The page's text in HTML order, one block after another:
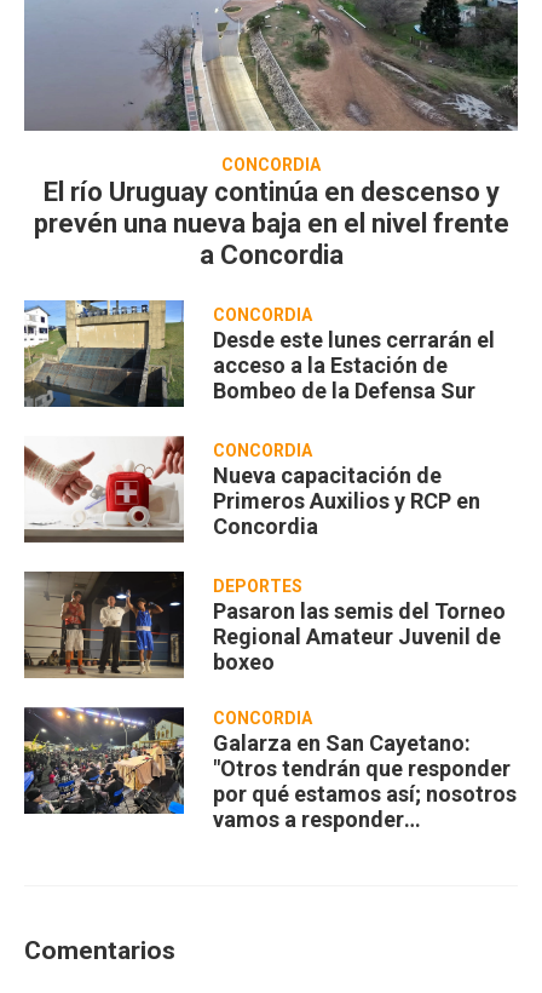
CONCORDIA
El río Uruguay continúa en descenso y
prevén una nueva baja en el nivel frente
a Concordia
CONCORDIA
Desde este lunes cerrarán el
acceso a la Estación de
Bombeo de la Defensa Sur
CONCORDIA
Nueva capacitación de
Primeros Auxilios y RCP en
Concordia
DEPORTES
Pasaron las semis del Torneo
Regional Amateur Juvenil de
boxeo
CONCORDIA
Galarza en San Cayetano:
"Otros tendrán que responder
por qué estamos así; nosotros
vamos a responder
Comentarios